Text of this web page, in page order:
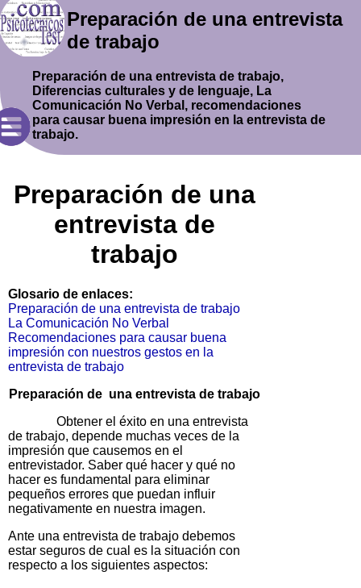
Preparación de una entrevista
de trabajo
Preparación de una entrevista de trabajo,
Diferencias culturales y de lenguaje, La
Comunicación No Verbal, recomendaciones
para causar buena impresión en la entrevista de
trabajo.
Preparación de una
entrevista de
trabajo
Glosario de enlaces:
Preparación de una entrevista de trabajo
La Comunicación No Verbal
Recomendaciones para causar buena
impresión con nuestros gestos en la
entrevista de trabajo
Preparación de una entrevista de trabajo
Obtener el éxito en una entrevista
de trabajo, depende muchas veces de la
impresión que causemos en el
entrevistador. Saber qué hacer y qué no
hacer es fundamental para eliminar
pequeños errores que puedan influir
negativamente en nuestra imagen.
Ante una entrevista de trabajo debemos
estar seguros de cual es la situación con
respecto a los siguientes aspectos: